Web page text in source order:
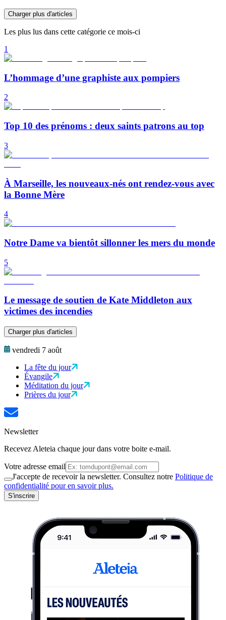
Charger plus d'articles
Les plus lus dans cette catégorie ce mois-ci
1
L’hommage d’une graphiste aux pompiers
2
Top 10 des prénoms : deux saints patrons au top
3
À Marseille, les nouveaux-nés ont rendez-vous avec
la Bonne Mère
4
Notre Dame va bientôt sillonner les mers du monde
5
Le message de soutien de Kate Middleton aux
victimes des incendies
Charger plus d'articles
vendredi 7 août
La fête du jour
Évangile
Méditation du jour
Prières du jour
Newsletter
Recevez Aleteia chaque jour dans votre boite e-mail.
Votre adresse email
J'accepte de recevoir la newsletter. Consultez notre Politique de
confidentialité pour en savoir plus.
S'inscrire